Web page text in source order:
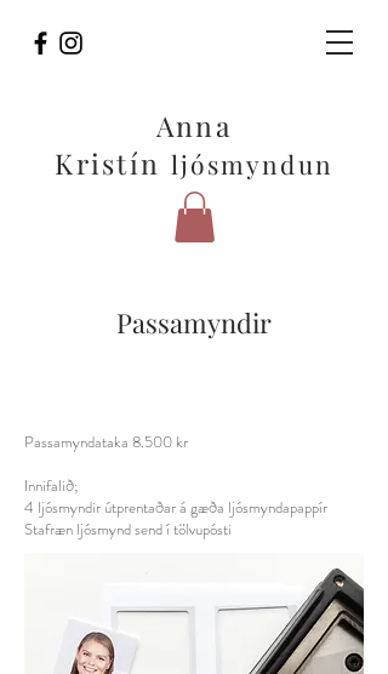
Anna
Kristín ljósmyndun
Passamyndir
Passamyndataka 8.500 kr
Innifalið;
4 ljósmyndir útprentaðar á gæða ljósmyndapappír
Stafræn ljósmynd send í tölvupósti